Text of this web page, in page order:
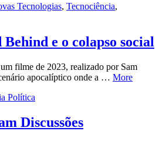
Tecnologias, Tecnociência,
e o colapso social
filme de 2023, realizado por Sam
apocalíptico onde a … More
Política
Discussões